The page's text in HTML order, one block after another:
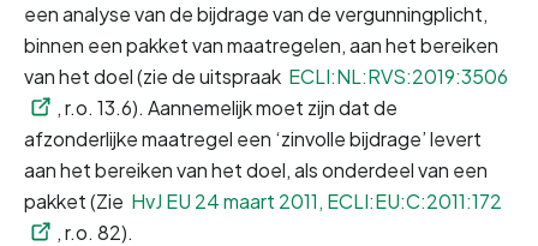
een analyse van de bijdrage van de vergunningplicht,
binnen een pakket van maatregelen, aan het bereiken
van het doel (zie de uitspraak ECLI:NL:RVS:2019:3506
, r.o. 13.6). Aannemelijk moet zijn dat de
afzonderlijke maatregel een ‘zinvolle bijdrage’ levert
aan het bereiken van het doel, als onderdeel van een
pakket (Zie HvJ EU 24 maart 2011, ECLI:EU:C:2011:172
, r.o. 82).